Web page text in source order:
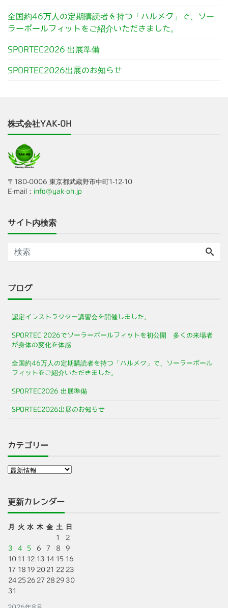
全国約46万人の定期購読者を持つ「ハルメク」で、ソー
ラーポールフィットをご紹介いただきました。
SPORTEC2026 出展準備
SPORTEC2026出展のお知らせ
株式会社YAK-OH
〒180-0006 東京都武蔵野市中町1-12-10
E-mail： info@yak-oh.jp
サイト内検索
ブログ
認定インストラクター講習会を開催しました。
SPORTEC 2026でソーラーポールフィットを初公開 多くの来場者
が身体の変化を体感
全国約46万人の定期購読者を持つ「ハルメク」で、ソーラーポール
フィットをご紹介いただきました。
SPORTEC2026 出展準備
SPORTEC2026出展のお知らせ
カテゴリー
更新カレンダー
月 火 水 木 金 土
日
1
2
3
4 5 6 7 8
9
10 11 12 13 14 15 16
17 18 19 20 21 22 23
24 25 26 27 28 29 30
31